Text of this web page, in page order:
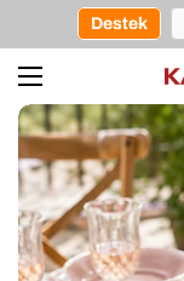
Destek